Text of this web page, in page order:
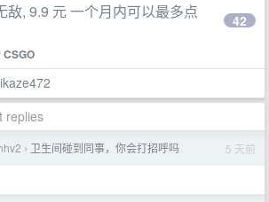
敌, 9.9 元 一个月内可以最多点
CSGO
42
replies
› 卫生间碰到同事，你会打招呼吗 5 天前